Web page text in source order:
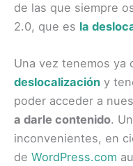
de las que siempre
2.0, que es la
Una vez tenemos ya
deslocalización y
poder acceder a
a darle contenido.
inconvenientes, en
de WordPress.com